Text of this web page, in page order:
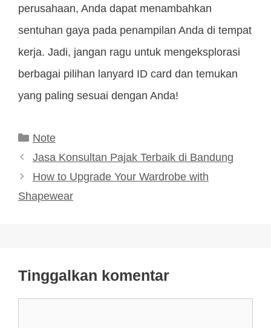
perusahaan, Anda dapat menambahkan
sentuhan gaya pada penampilan Anda di tempat
kerja. Jadi, jangan ragu untuk mengeksplorasi
berbagai pilihan lanyard ID card dan temukan
yang paling sesuai dengan Anda!
Kategori
Note
Jasa Konsultan Pajak Terbaik di Bandung
How to Upgrade Your Wardrobe with
Shapewear
Tinggalkan komentar